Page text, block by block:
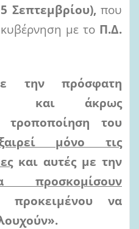
Σεπτεμβρίου), που
κυβέρνηση με το Π.Δ.
την πρόσφατη
άκρως
τροποποίηση του
μόνο τις
και αυτές με την
προσκομίσουν
προκειμένου να
».